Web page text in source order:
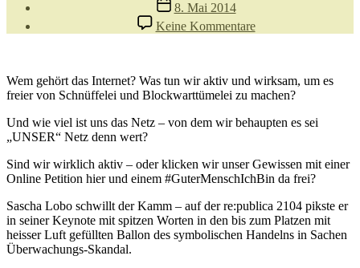
8. Mai 2014
Keine Kommentarezu
„Eure
–
Ihr
Wem gehört das Internet? Was tun wir aktiv und wirksam, um es
freier von Schnüffelei und Blockwarttümelei zu machen?
Und wie viel ist uns das Netz – von dem wir behaupten es sei
„UNSER“ Netz denn wert?
Sind wir wirklich aktiv – oder klicken wir unser Gewissen mit einer
Online Petition hier und einem #GuterMenschIchBin da frei?
Sascha Lobo schwillt der Kamm – auf der re:publica 2104 pikste er
in seiner Keynote mit spitzen Worten in den bis zum Platzen mit
heisser Luft gefüllten Ballon des symbolischen Handelns in Sachen
Überwachungs-Skandal.